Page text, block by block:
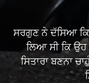
ਸਰਗੁਣ ਨੇ ਦੱਸਿਆ
ਲਿਆ ਸੀ ਕਿ ਉਹ
ਸਿਤਾਰਾ ਬਣਨਾ